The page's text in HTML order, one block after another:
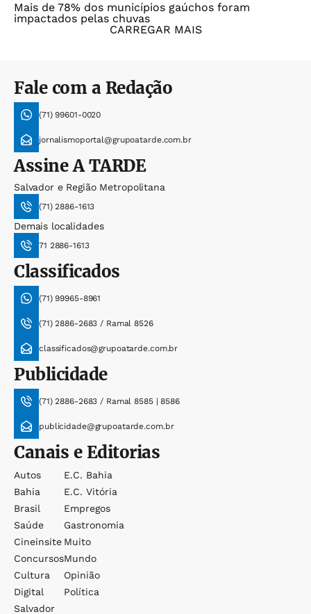
Mais de 78% dos municípios gaúchos foram
impactados pelas chuvas
CARREGAR MAIS
Fale com a Redação
(71) 99601-0020
jornalismoportal@grupoatarde.com.br
AssineA TARDE
Salvador e Região Metropolitana
(71) 2886-1613
Demais localidades
71 2886-1613
Classificados
(71) 99965-8961
(71) 2886-2683 / Ramal 8526
classificados@grupoatarde.com.br
Publicidade
(71) 2886-2683 / Ramal 8585 | 8586
publicidade@grupoatarde.com.br
Canais e Editorias
Autos
Bahia
Brasil
Saúde
Cineinsite
Concursos
Cultura
Digital
Salvador
E.c. Bahia
E.c. Vitória
Empregos
Gastronomia
Muito
Mundo
Opinião
Política